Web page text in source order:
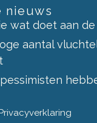
nieuws
wat doet aan
aantal
Privacyverklaring